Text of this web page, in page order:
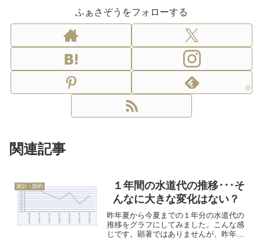
ふぁさぞうをフォローする
0
関連記事
家計・節約
１年間の水道代の推移･･･そ
んなに大きな変化はない？
昨年夏から今夏までの１年分の水道代の
推移をグラフにしてみました。こんな感
じです。顕著ではありませんが、昨年よ